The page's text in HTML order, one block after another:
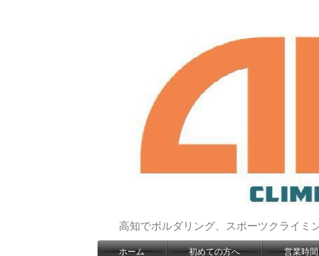
高知でボルダリング、スポーツクライミ
ホーム 初めての方へ 営業時